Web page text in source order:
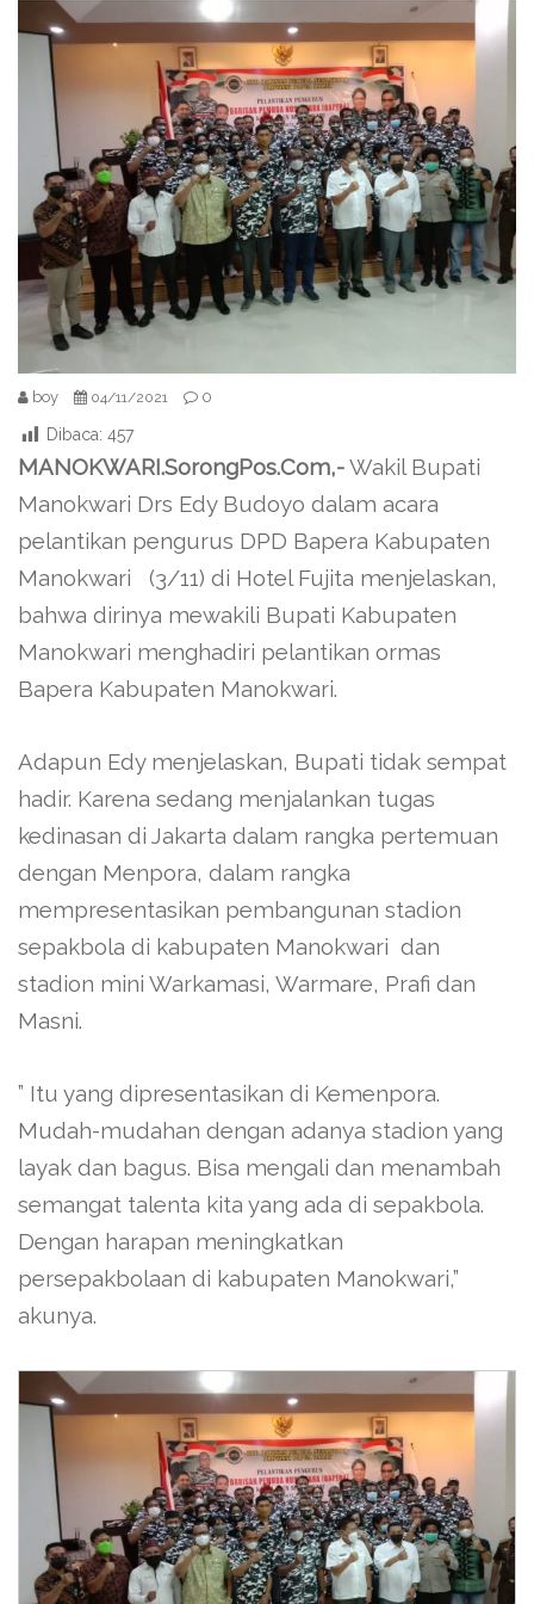
boy 04/11/2021 0
Dibaca: 457
MANOKWARI.SorongPos.Com,-Wakil Bupati
Manokwari Drs Edy Budoyo dalam acara
pelantikan pengurus DPD Bapera Kabupaten
Manokwari (3/11) di Hotel Fujita menjelaskan,
bahwa dirinya mewakili Bupati Kabupaten
Manokwari menghadiri pelantikan ormas
Bapera Kabupaten Manokwari.
Adapun Edy menjelaskan, Bupati tidak sempat
hadir. Karena sedang menjalankan tugas
kedinasan di Jakarta dalam rangka pertemuan
dengan Menpora, dalam rangka
mempresentasikan pembangunan stadion
sepakbola di kabupaten Manokwari dan
stadion mini Warkamasi, Warmare, Prafi dan
Masni.
” Itu yang dipresentasikan di Kemenpora.
Mudah-mudahan dengan adanya stadion yang
layak dan bagus. Bisa mengali dan menambah
semangat talenta kita yang ada di sepakbola.
Dengan harapan meningkatkan
persepakbolaan di kabupaten Manokwari,”
akunya.